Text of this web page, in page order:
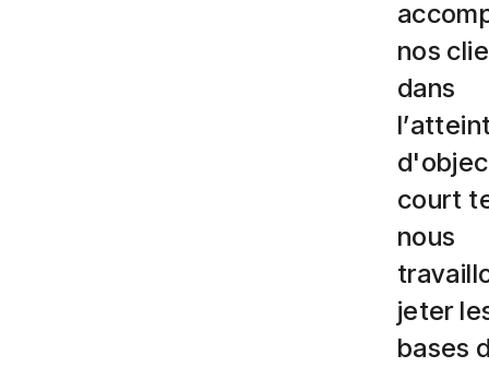
nos
dans
court
nous
jeter
bases